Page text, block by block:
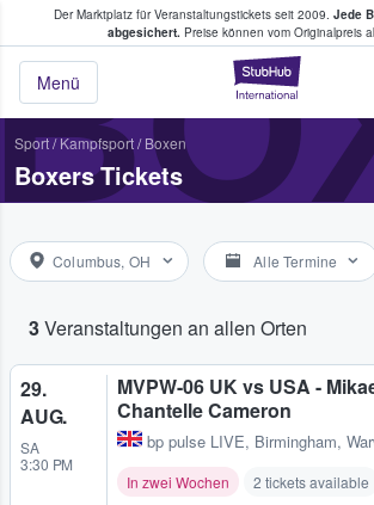
Der Marktplatz für Veranstaltungstickets seit 2009. Jede
abgesichert.Preise können vom Originalpreis
Menü
Tickets kaufen &
Sport/Kampfsport/ Boxen
Boxers Tickets
Columbus, OH Alle Termine
3Veranstaltungen an allen Orten
29.
AUG.
SA
3:30 PM
MVPW-06 UK vs USA -
Chantelle Cameron
bp pulse LIVE, Birmingham,
In zwei Wochen 2 tickets available